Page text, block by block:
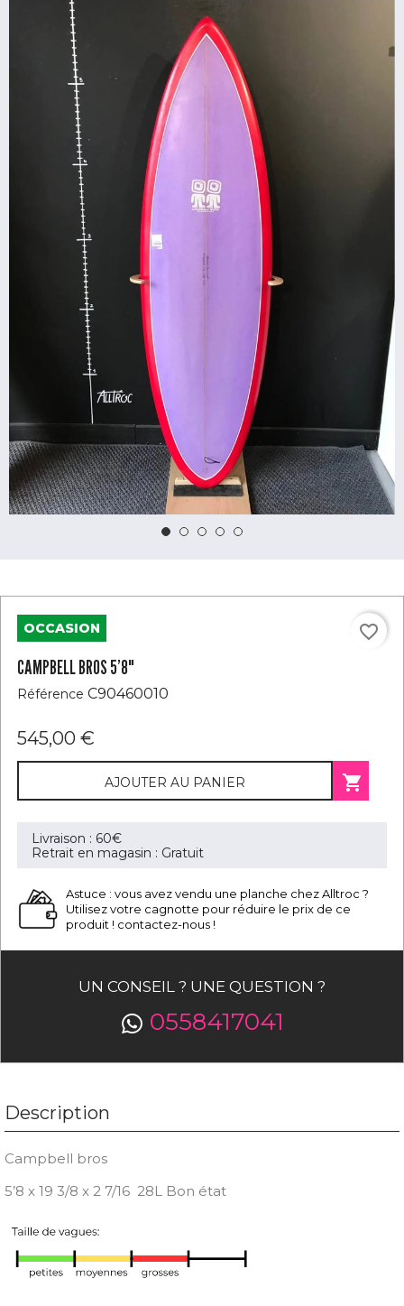
OCCASION
CAMPBELL BROS 5’8"
Référence C90460010
545,00 €
AJOUTER AU PANIER 
favorite_border
Livraison : 60€
Retrait en magasin : Gratuit
Astuce : vous avez vendu une planche chez Alltroc ?
Utilisez votre cagnotte pour réduire le prix de ce
produit ! contactez-nous !
UN CONSEIL ? UNE QUESTION ?
0558417041
Description
Campbell bros
5’8 x 19 3/8 x 2 7/16 28L Bon état